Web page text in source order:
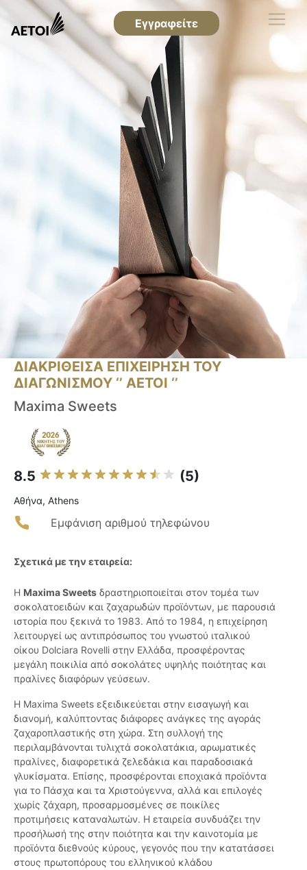
Εγγραφείτε
ΔΙΑΚΡΙΘΕΙΣΑ ΕΠΙΧΕΙΡΗΣΗ ΤΟΥ
ΔΙΑΓΩΝΙΣΜΟΥ ‘’ ΑΕΤΟΙ ‘’
Maxima Sweets
8.5 (5)
Αθήνα, Athens
Εμφάνιση αριθμού τηλεφώνου
Σχετικά με την εταιρεία:
Η Maxima Sweets δραστηριοποιείται στον τομέα των
σοκολατοειδών και ζαχαρωδών προϊόντων, με παρουσιά
ιστορία που ξεκινά το 1983. Από το 1984, η επιχείρηση
λειτουργεί ως αντιπρόσωπος του γνωστού ιταλικού
οίκου Dolciara Rovelli στην Ελλάδα, προσφέροντας
μεγάλη ποικιλία από σοκολάτες υψηλής ποιότητας και
πραλίνες διαφόρων γεύσεων.
Η Maxima Sweets εξειδικεύεται στην εισαγωγή και
διανομή, καλύπτοντας διάφορες ανάγκες της αγοράς
ζαχαροπλαστικής στη χώρα. Στη συλλογή της
περιλαμβάνονται τυλιχτά σοκολατάκια, αρωματικές
πραλίνες, διαφορετικά ζελεδάκια και παραδοσιακά
γλυκίσματα. Επίσης, προσφέρονται εποχιακά προϊόντα
για το Πάσχα και τα Χριστούγεννα, αλλά και επιλογές
χωρίς ζάχαρη, προσαρμοσμένες σε ποικίλες
προτιμήσεις καταναλωτών. Η εταιρεία συνδυάζει την
προσήλωσή της στην ποιότητα και την καινοτομία με
προϊόντα διεθνούς κύρους, γεγονός που την κατατάσσει
στους πρωτοπόρους του ελληνικού κλάδου